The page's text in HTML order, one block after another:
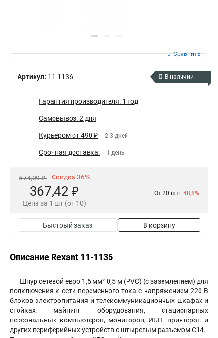
Артикул: 11-1136
Сравнить
В наличии
Гарантия производителя: 1 год
Самовывоз: 2 дня
Курьером от 490 ₽ 2-3 дней
Срочная доставка: 1 день
574,09 ₽ Скидка 36%
367,42 ₽
Цена за 1 шт (от 10)
От 20 шт: 48,8%
Быстрый заказ В корзину
Описание Rexant 11-1136
Шнур сетевой евро 1,5 мм² 0,5 м (PVC) (с заземлением) для
подключения к сети переменного тока с напряжением 220 B
блоков электропитания и телекоммуникационных шкафах и
стойках, майнинг оборудования, стационарных
персональных компьютеров, мониторов, ИБП, принтеров и
других периферийных устройств с штыревым разъемом C14.